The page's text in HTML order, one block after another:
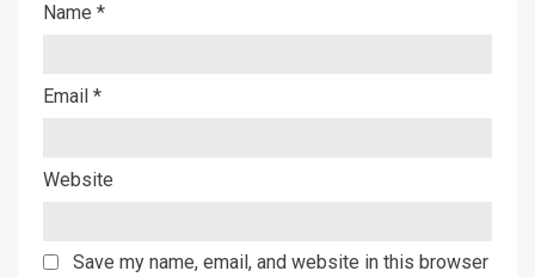
Name *
Email *
Website
Save my name, email, and website in this browser